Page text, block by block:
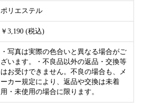
ポリエステル
￥3,190 (税込)
・写真は実際の色合いと異なる場合がご
ざいます。・不良品以外の返品・交換等
はお受けできません。不良の場合も、メ
ーカー規定により、返品や交換は未着
用・未使用の場合に限ります。